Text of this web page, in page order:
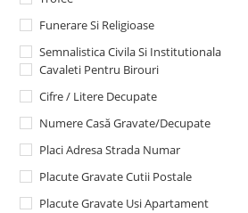
Funerare Si Religioase
Semnalistica Civila Si Institutionala
Cavaleti Pentru Birouri
Cifre / Litere Decupate
Numere Casă Gravate/decupate
Placi Adresa Strada Numar
Placute Gravate Cutii Postale
Placute Gravate Usi Apartament